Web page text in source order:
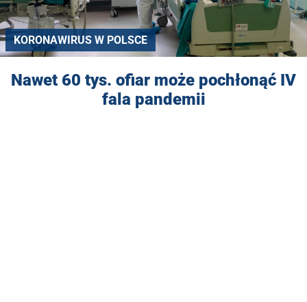
KORONAWIRUS W POLSCE
Nawet 60 tys. ofiar może pochłonąć IV
fala pandemii